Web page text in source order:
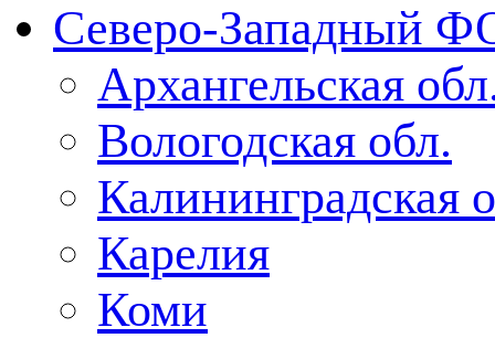
Северо-Западный
Архангельская
Вологодская обл.
Калининградская
Карелия
Коми